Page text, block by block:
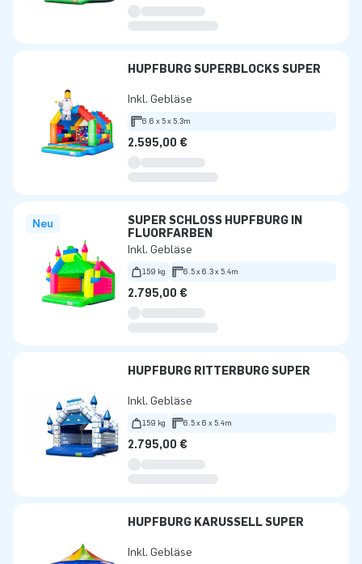
HÜPFBURG SUPERBLOCKS SUPER
Inkl. Gebläse
6.6 x 5 x 5.3m
2.595,00 €
Neu
SUPER SCHLOSS HÜPFBURG IN
FLUORFARBEN
Inkl. Gebläse
159 kg 6.5 x 6.3 x 5.4m
2.795,00 €
HÜPFBURG RITTERBURG SUPER
Inkl. Gebläse
159 kg 6.5 x 6 x 5.4m
2.795,00 €
HÜPFBURG KARUSSELL SUPER
Inkl. Gebläse